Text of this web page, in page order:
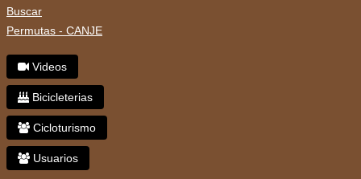
Buscar
Permutas - CANJE
Videos
Bicicleterias
Cicloturismo
Usuarios